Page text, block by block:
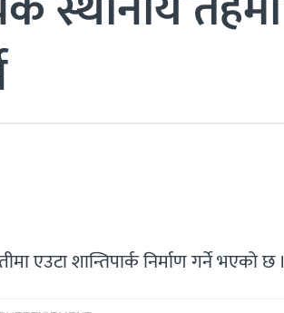
एउटा शान्तिपार्क निर्माण गर्ने भएको छ ।